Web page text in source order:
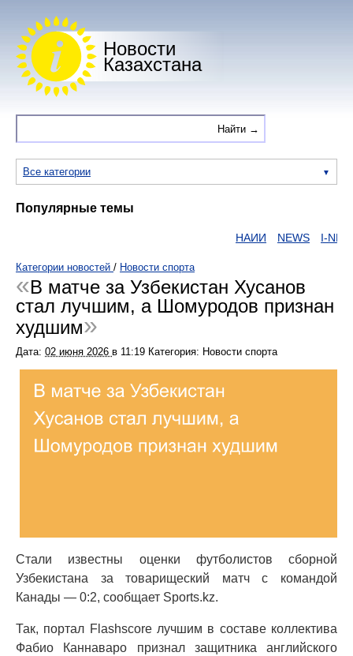
Новости
Казахстана
Все категории
Популярные темы
НАИИ NEWS I-
Категории новостей / Новости спорта
В матче за Узбекистан Хусанов
стал лучшим, а Шомуродов признан
худшим
Дата: 02 июня 2026 в 11:19 Категория: Новости спорта
Стали известны оценки футболистов сборной
Узбекистана за товарищеский матч с командой
Канады — 0:2, сообщает Sports.kz.
Так, портал Flashscore лучшим в составе коллектива
Фабио Каннаваро признал защитника английского